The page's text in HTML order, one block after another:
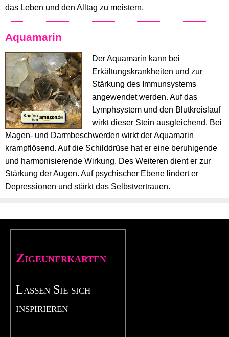
das Leben und den Alltag zu meistern.
Aquamarin
Der Aquamarin kann bei
Erkältungskrankheiten und zur
Stärkung des Immunsystems
angewendet werden. Auf das
Lymphsystem und den Blutkreislauf
wirkt dieser Stein ausgleichend. Bei
Magen- und Darmbeschwerden wirkt der Aquamarin
krampflösend. Auf die Schilddrüse hat er eine beruhigende
und harmonisierende Wirkung. Des Weiteren dient er zur
Stärkung der Augen. Auf psychischer Ebene lindert er
Depressionen und stärkt das Selbstvertrauen.
Zigeunerkarten
Lassen Sie sich
inspirieren